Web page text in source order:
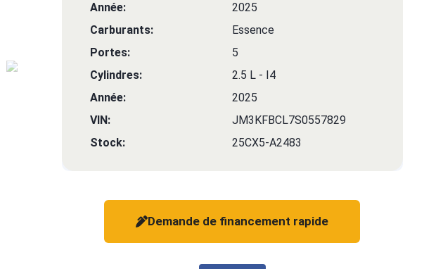
Année:
2025
Carburants:
Essence
Portes:
5
Cylindres:
2.5 L - I4
Année:
2025
VIN:
JM3KFBCL7S0557829
Stock:
25CX5-A2483
Demande de financement rapide